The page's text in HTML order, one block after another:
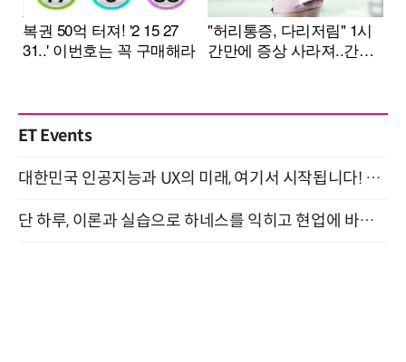
ET Events
대한민국 인공지능과 UX의 미래, 여기서 시작됩니다! UX Korea 2026 - Fall 9월 2일 개최
단 하루, 이론과 실습으로 하네스를 익히고 현업에 바로 쓰는 핸즈온 워크숍 (8/20)